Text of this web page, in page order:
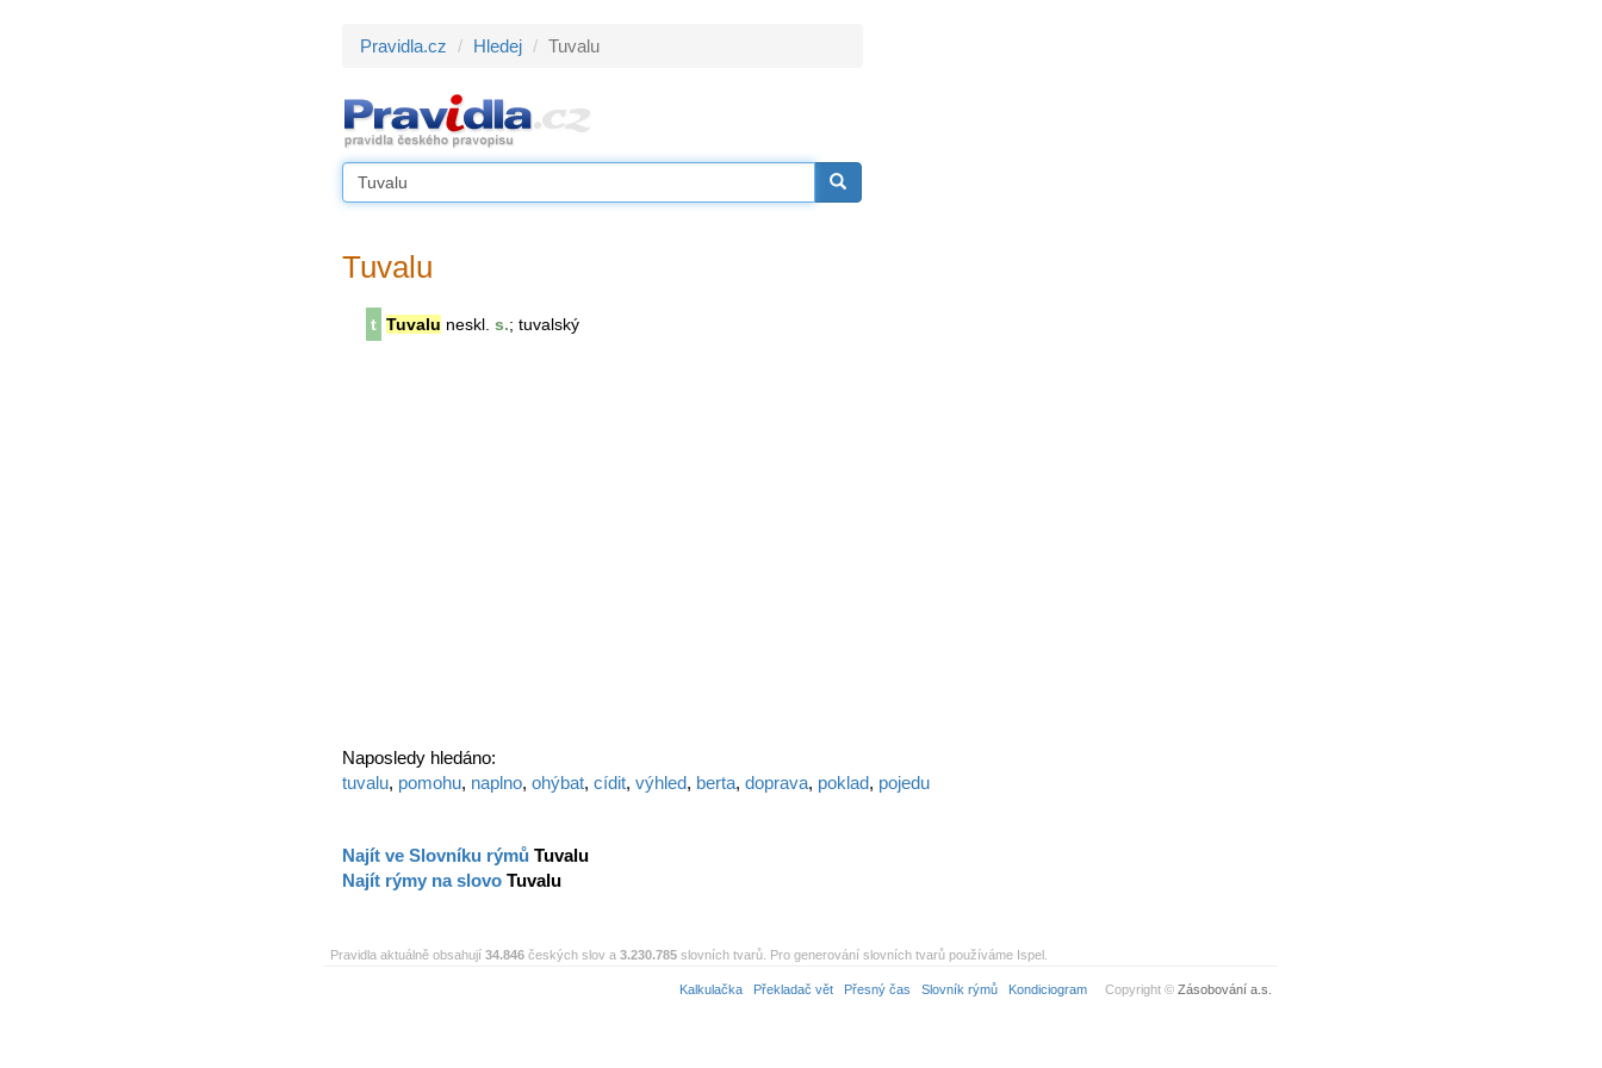
Pravidla.cz Hledej Tuvalu
Tuvalu
t Tuvalu neskl. s.; tuvalský
Naposledy hledáno:
tuvalu, pomohu, naplno, ohýbat, cídit, výhled, berta, doprava, poklad, pojedu
Najít ve Slovníku rýmů Tuvalu
Najít rýmy na slovo Tuvalu
Pravidla aktuálně obsahují 34.846 českých slov a 3.230.785 slovních tvarů. Pro generování slovních tvarů používáme Ispel.
Kalkulačka Překladač vět Přesný čas Slovník rýmů Kondiciogram Copyright © Zásobování a.s.